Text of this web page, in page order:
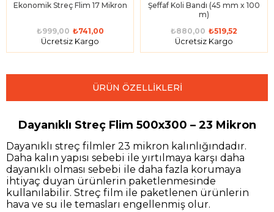
Ekonomik Streç Flim 17 Mikron
₺741,00
₺999,00
Ücretsiz Kargo
Şeffaf Koli Bandı (45 mm x 100
m)
₺519,52
₺880,00
Ücretsiz Kargo
ÜRÜN ÖZELLIKLERI
Dayanıklı Streç Flim 500x300 – 23 Mikron
Dayanıklı streç filmler 23 mikron kalınlığındadır.
Daha kalın yapısı sebebi ile yırtılmaya karşı daha
dayanıklı olması sebebi ile daha fazla korumaya
ihtiyaç duyan ürünlerin paketlenmesinde
kullanılabilir. Streç film ile paketlenen ürünlerin
hava ve su ile temasları engellenmiş olur.